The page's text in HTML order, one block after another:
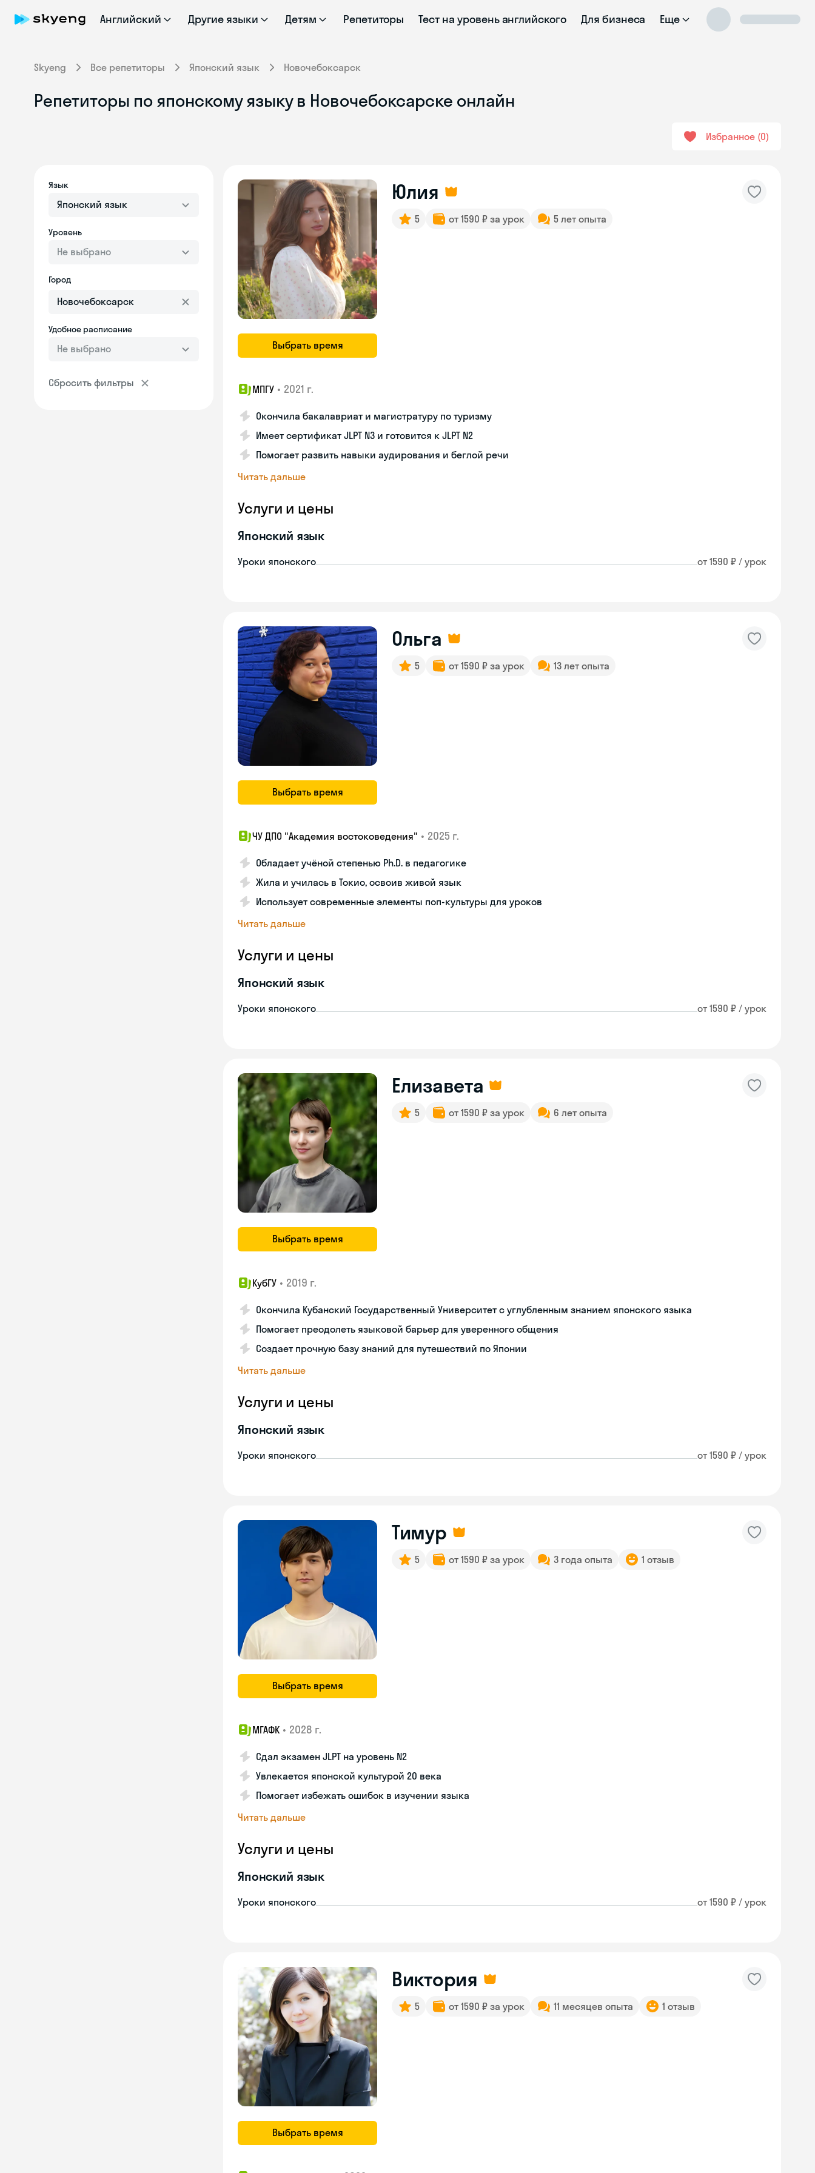
Английский Другие языки Детям Репетиторы Тест на уровень английского Для бизнеса Еще
Skyeng Все репетиторы Японский язык Новочебоксарск
Репетиторы по японскому языку в Новочебоксарске онлайн
Избранное 0
Язык
Японский язык
Уровень
Не выбрано
Город
Удобное расписание
Не выбрано
Сбросить фильтры
Выбрать время
Юлия
5 от 1590 ₽ за урок 5 лет опыта
МПГУ • 2021 г.
Окончила бакалавриат и магистратуру по туризму
Имеет сертификат JLPT N3 и готовится к JLPT N2
Помогает развить навыки аудирования и беглой речи
Читать дальше
Услуги и цены
Японский язык
Уроки японского от 1590 ₽ / урок
Выбрать время
Ольга
5 от 1590 ₽ за урок 13 лет опыта
ЧУ ДПО "Академия востоковедения" • 2025 г.
Обладает учёной степенью Ph.D. в педагогике
Жила и училась в Токио, освоив живой язык
Использует современные элементы поп-культуры для уроков
Читать дальше
Услуги и цены
Японский язык
Уроки японского от 1590 ₽ / урок
Выбрать время
Елизавета
5 от 1590 ₽ за урок 6 лет опыта
КубГУ • 2019 г.
Окончила Кубанский Государственный Университет с углубленным знанием японского языка
Помогает преодолеть языковой барьер для уверенного общения
Создает прочную базу знаний для путешествий по Японии
Читать дальше
Услуги и цены
Японский язык
Уроки японского от 1590 ₽ / урок
Выбрать время
Тимур
5 от 1590 ₽ за урок 3 года опыта 1 отзыв
МГАФК • 2028 г.
Сдал экзамен JLPT на уровень N2
Увлекается японской культурой 20 века
Помогает избежать ошибок в изучении языка
Читать дальше
Услуги и цены
Японский язык
Уроки японского от 1590 ₽ / урок
Выбрать время
Виктория
5 от 1590 ₽ за урок 11 месяцев опыта 1 отзыв